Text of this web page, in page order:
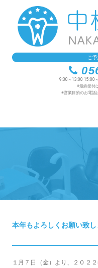
ご
9:30～13:00 15:00
※最終受付
※営業目的のお電話
本年もよろしくお願い致し
１月７日（金）より、２０２